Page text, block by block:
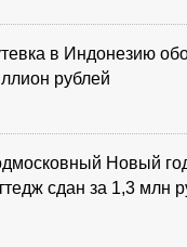
в Индонезию
рублей
Новый
сдан за 1,3 млн